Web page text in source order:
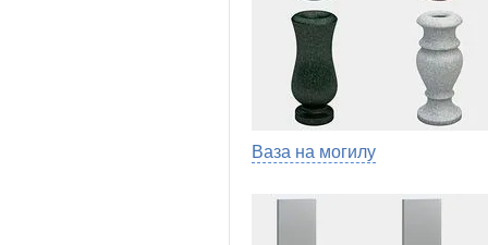
Ваза на могилу